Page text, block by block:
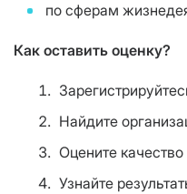
по сферам
Как оставить оценку?
Найдите
Оцените качество
Узнайте